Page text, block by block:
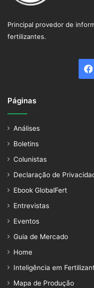
Principal provedor de
fertilizantes.
Páginas
Análises
Boletins
Colunistas
Declaração de
Ebook GlobalFert
Entrevistas
Eventos
Guia de Mercado
Home
Inteligência em
Mapa de Produção